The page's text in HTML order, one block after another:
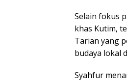
Selain fokus
khas Kutim,
Tarian yang
budaya lokal
Syahfur